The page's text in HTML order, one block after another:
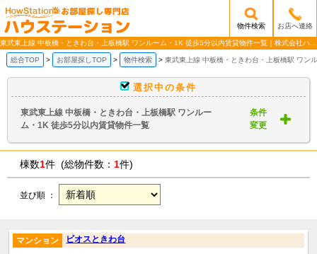
/mobile_img/head-logo.png
物件検索 お店へ連絡
総合TOP お部屋探しTOP 物件検索 東武東上線 中板橋・ときわ台・上板橋駅 ワン
選択中の条件
東武東上線 中板橋・ときわ台・上板橋駅 ワンルー
ム・1K 徒歩5分以内賃貸物件一覧
条件
変更
棟数1件 (総物件数： 1件)
並び順 ：
ビオスときわ台
マンション